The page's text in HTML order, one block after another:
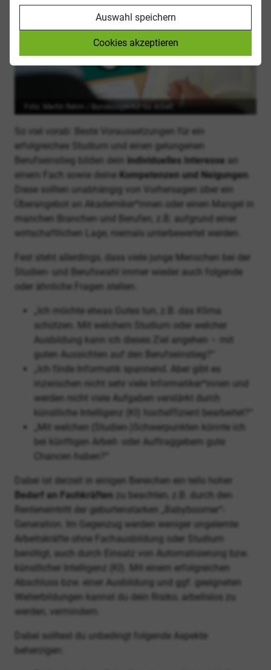
Auswahl speichern
Cookies akzeptieren
können Einfluss auf die Studienwahl haben.
So viel vorab: Beste Voraussetzungen für ein
erfolgreiches Studium und einen gelungenen
Berufseinstieg bilden dein
individuelles Interesse an
einem Fach sowie deine Kompetenzen und Neigungen
Diese sollten unabhängig von Vorhersagen über ein
Überangebot an Akademiker*innen oder einen Mangel in
manchen Branchen und Berufen, z.B. aufgrund einer
wirtschaftlichen Lage, niemals unterbewertet werden.
Fest steht allerdings, dass viele junge Menschen bei der
Studien- und Berufswahl immer wieder auch folgende
oder ähnliche Fragen stellen:
„Ich möchte etwas Gutes tun, z.B. das Klima
schützen. Mit welchem Studium oder welcher
Ausbildung kann ich dieses Ziel angehen – mit
guten Aussichten auf den Berufseinstieg?“
„Ich finde Informatik spannend. Aber gibt es
inzwischen nicht sehr viele Informatiker*innen und
werden nicht viele Aufgaben verstärkt durch
künstliche Intelligenz (KI) hocheffizient bearbeitet?“
„Mit welchen (Studien-)Schwerpunkten könnte ich
bei künftigen Arbeit- oder Auftraggebern gute
Chancen haben?“
Dabei ist derzeit in einigen Bereichen ein teils hoher
Bedarf an Fachkräften zu beachten, z.B. durch den
Renteneintritt der geburtenstarken „Babyboomer“-
Generation. Im Gegenzug werden weniger ungelernte
Arbeitskräfte ohne Fachausbildung oder Studium
benötigt, auch durch Einsatz von Automatisierung bzw.
künstlicher Intelligenz (KI). Mit einem erfolgreichen
Abschluss bzw. einer Ausbildung und ggf. geeigneten
Weiterbildungen kannst du dein Risiko, arbeitslos zu
werden, vermindern.
Dabei solltest du unbedingt folgende Aspekte
beherzigen: